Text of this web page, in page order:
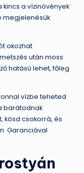
kincs a vízinövények
megjelenésük
okozhat
után moss
hatású lehet, főleg
vízbe teheted
barátodnak
kösd csokorrá, és
Garanciával